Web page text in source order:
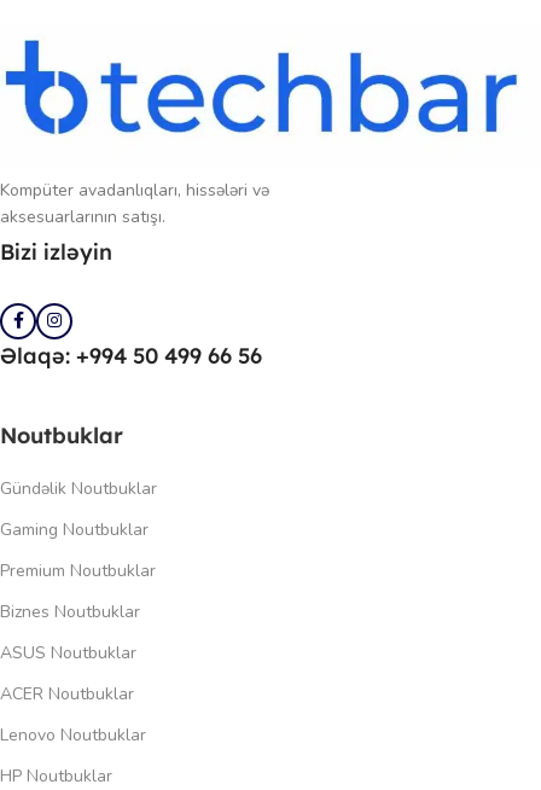
Kompüter avadanlıqları, hissələri və
aksesuarlarının satışı.
Bizi izləyin
Əlaqə: +994 50 499 66 56
Noutbuklar
Gündəlik Noutbuklar
Gaming Noutbuklar
Premium Noutbuklar
Biznes Noutbuklar
ASUS Noutbuklar
ACER Noutbuklar
Lenovo Noutbuklar
HP Noutbuklar